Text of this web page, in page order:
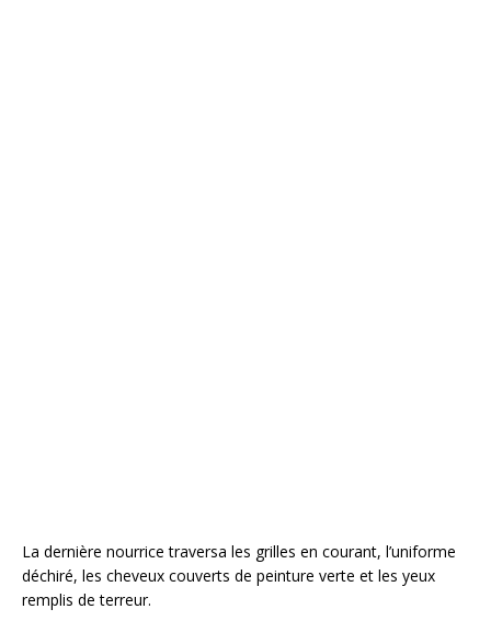
La dernière nourrice traversa les grilles en courant, l’uniforme
déchiré, les cheveux couverts de peinture verte et les yeux
remplis de terreur.